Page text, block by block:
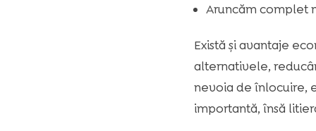
Aruncăm complet
Există și avantaje
alternativele,
nevoia de înlocuire,
importantă, însă